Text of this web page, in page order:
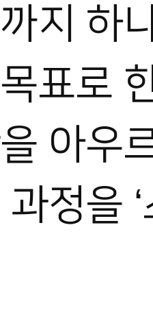
지 하
표로
아우
정을